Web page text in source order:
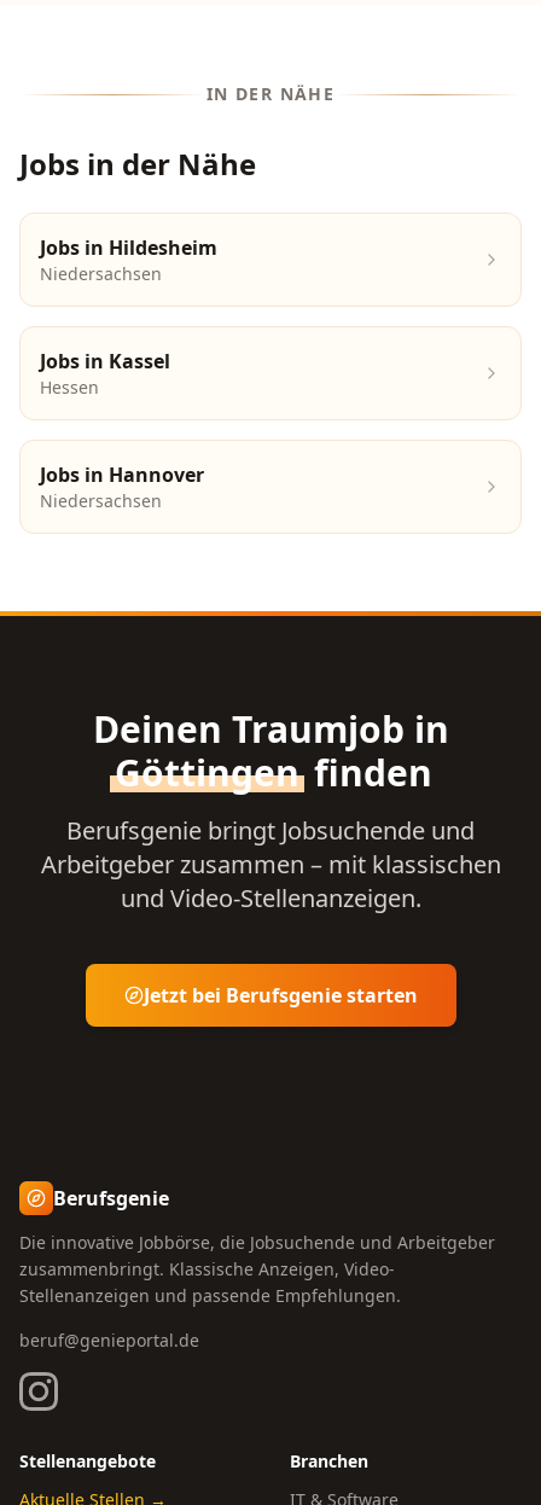
IN DER NÄHE
Jobs in der Nähe
Jobs in Hildesheim
Niedersachsen
Jobs in Kassel
Hessen
Jobs in Hannover
Niedersachsen
Deinen Traumjob in
Göttingenfinden
Berufsgenie bringt Jobsuchende und
Arbeitgeber zusammen – mit klassischen
und Video-Stellenanzeigen.
Jetzt bei Berufsgenie starten
Berufsgenie
Die innovative Jobbörse, die Jobsuchende und Arbeitgeber
zusammenbringt. Klassische Anzeigen, Video-
Stellenanzeigen und passende Empfehlungen.
beruf@genieportal.de
Stellenangebote
Aktuelle Stellen →
Branchen
IT & Software